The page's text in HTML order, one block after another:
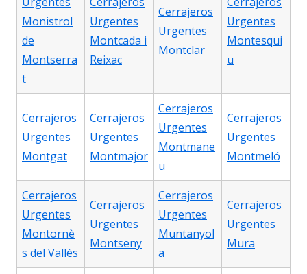
Monistrol
de
Montserra
t
Urgentes
Montcada i
Reixac
Cerrajeros
Urgentes
Montclar
Urgentes
Montesqui
u
Cerrajeros
Urgentes
Montgat
Cerrajeros
Urgentes
Montmajor
Cerrajeros
Urgentes
Montmane
u
Cerrajeros
Urgentes
Montmeló
Cerrajeros
Urgentes
Montornè
s del Vallès
Cerrajeros
Urgentes
Montseny
Cerrajeros
Urgentes
Muntanyol
a
Cerrajeros
Urgentes
Mura